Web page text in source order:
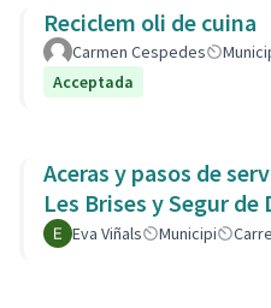
Reciclem oli de cuina
Carmen Cespedes
Acceptada
Aceras y pasos de
Les Brises y Segur de
Eva Viñals Municipi